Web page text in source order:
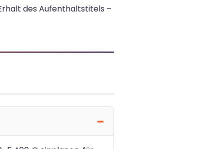
des Aufenthaltstitels –